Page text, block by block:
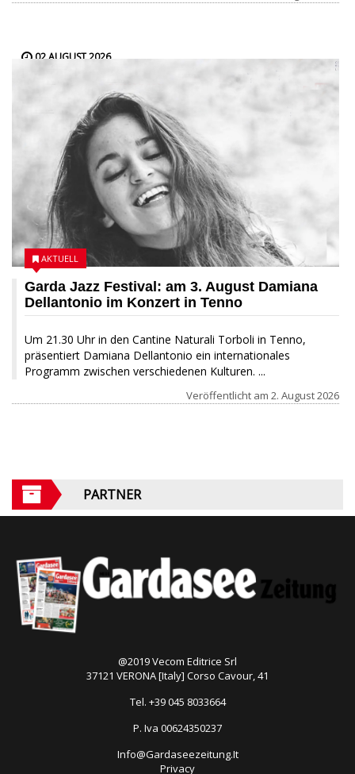
02 AUGUST 2026
Garda Jazz Festival: am 3. August Damiana
Dellantonio im Konzert in Tenno
Um 21.30 Uhr in den Cantine Naturali Torboli in Tenno,
präsentiert Damiana Dellantonio ein internationales
Programm zwischen verschiedenen Kulturen. ...
AKTUELL
Veröffentlicht am 2. August 2026
PARTNER
@2019 Vecom Editrice Srl
37121 VERONA [Italy] Corso Cavour, 41
Tel. +39 045 8033664
P. Iva 00624350237
Info@Gardaseezeitung.It
Privacy